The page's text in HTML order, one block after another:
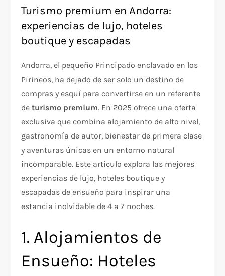
Turismo premium en Andorra:
experiencias de lujo, hoteles
boutique y escapadas
Andorra, el pequeño Principado enclavado en los
Pirineos, ha dejado de ser solo un destino de
compras y esquí para convertirse en un referente
deturismo premium. En 2025 ofrece una oferta
exclusiva que combina alojamiento de alto nivel,
gastronomía de autor, bienestar de primera clase
y aventuras únicas en un entorno natural
incomparable. Este artículo explora las mejores
experiencias de lujo, hoteles boutique y
escapadas de ensueño para inspirar una
estancia inolvidable de 4 a 7 noches.
1. Alojamientos de
Ensueño: Hoteles